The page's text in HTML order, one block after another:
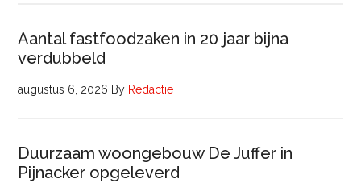
Aantal fastfoodzaken in 20 jaar bijna
verdubbeld
augustus 6, 2026 By Redactie
Duurzaam woongebouw De Juffer in
Pijnacker opgeleverd